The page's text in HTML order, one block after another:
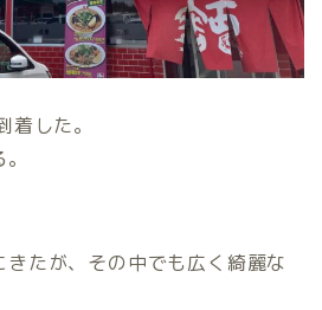
した。
たが、その中でも広く綺麗な